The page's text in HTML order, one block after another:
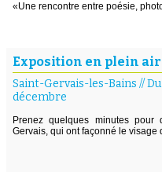
«Une rencontre entre poésie,
Exposition en plein
Saint-Gervais-les-Bains //
décembre
Prenez quelques minutes
Gervais, qui ont façonné le visage